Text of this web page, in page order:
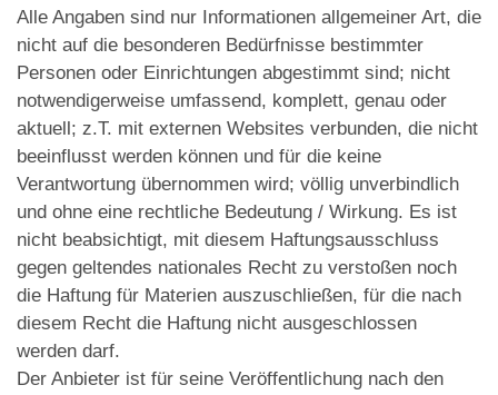
Alle Angaben sind nur Informationen allgemeiner Art, die
nicht auf die besonderen Bedürfnisse bestimmter
Personen oder Einrichtungen abgestimmt sind; nicht
notwendigerweise umfassend, komplett, genau oder
aktuell; z.T. mit externen Websites verbunden, die nicht
beeinflusst werden können und für die keine
Verantwortung übernommen wird; völlig unverbindlich
und ohne eine rechtliche Bedeutung / Wirkung. Es ist
nicht beabsichtigt, mit diesem Haftungsausschluss
gegen geltendes nationales Recht zu verstoßen noch
die Haftung für Materien auszuschließen, für die nach
diesem Recht die Haftung nicht ausgeschlossen
werden darf.
Der Anbieter ist für seine Veröffentlichung nach den